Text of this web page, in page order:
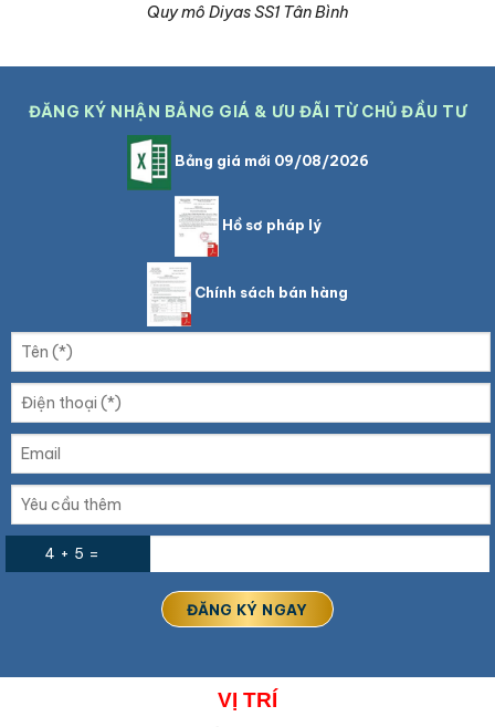
Quy mô Diyas SS1 Tân Bình
ĐĂNG KÝ NHẬN BẢNG GIÁ & ƯU ĐÃI TỪ CHỦ ĐẦU TƯ
Bảng giá mới 09/08/2026
Hồ sơ pháp lý
Chính sách bán hàng
4 + 5 =
VỊ TRÍ